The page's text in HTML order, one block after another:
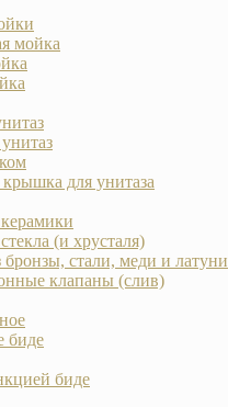
мойка
крышка для унитаза
(и хрусталя)
стали, меди и латуни
клапаны (слив)
биде
биде